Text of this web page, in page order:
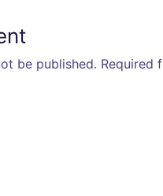
be published. Required